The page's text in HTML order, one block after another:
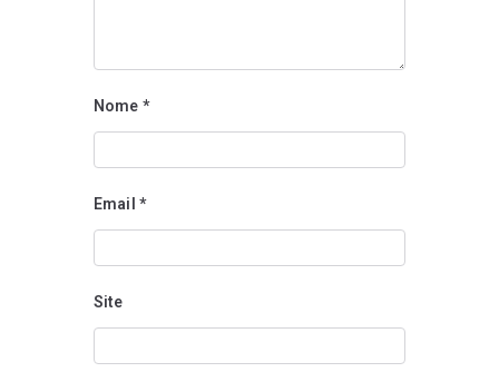
Nome *
Email *
Site